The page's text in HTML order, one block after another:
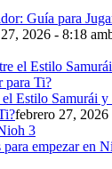
Guía para
2026 - 8:18 am
Estilo Samurái
febrero 27, 2026
3